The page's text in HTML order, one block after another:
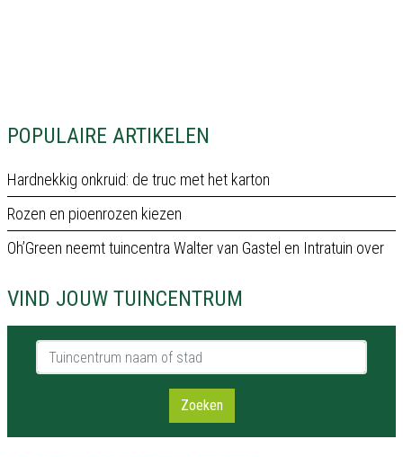
POPULAIRE ARTIKELEN
Hardnekkig onkruid: de truc met het karton
Rozen en pioenrozen kiezen
Oh’Green neemt tuincentra Walter van Gastel en Intratuin over
VIND JOUW TUINCENTRUM
Tuincentrum naam of stad
Zoeken